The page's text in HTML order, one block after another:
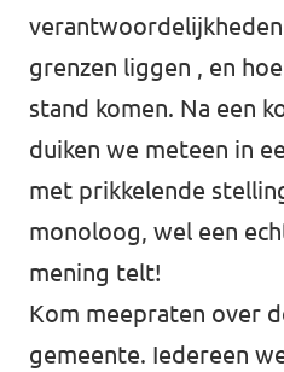
grenzen liggen , en
stand komen. Na een
duiken we meteen in
met prikkelende
monoloog, wel een
mening telt!
Kom meepraten over
gemeente. Iedereen